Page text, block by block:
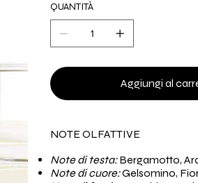
QUANTITÀ
Aggiungi al
NOTE OLFATTIVE
Note di testa:Bergamotto,
Note di cuore:Gelsomino,